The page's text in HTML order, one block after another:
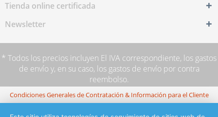
Tienda online certificada
Newsletter
* Todos los precios incluyen El IVA correspondiente, los gastos
de envíoy, en su caso, los gastos de envío por contra
reembolso.
Condiciones Generales de Contratación & Información para el Cliente